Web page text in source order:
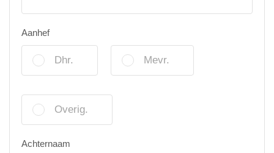
Aanhef
Dhr. Mevr.
Overig.
Achternaam